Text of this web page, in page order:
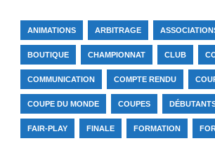
ANIMATIONS ARBITRAGE
BOUTIQUE CHAMPIONNAT CLUB
COMMUNICATION COMPTE RENDU
COUPE DU MONDE COUPES
FAIR-PLAY FINALE FORMATION